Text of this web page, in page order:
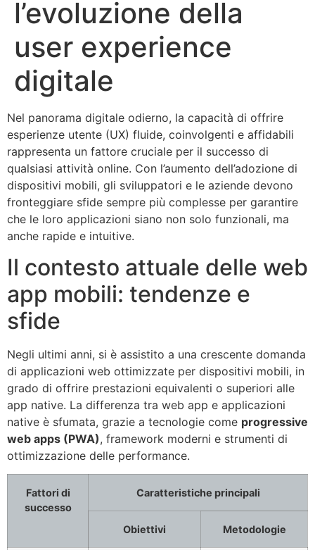
l’evoluzione della
user experience
digitale
Nel panorama digitale odierno, la capacità di offrire
esperienze utente (UX) fluide, coinvolgenti e affidabili
rappresenta un fattore cruciale per il successo di
qualsiasi attività online. Con l’aumento dell’adozione di
dispositivi mobili, gli sviluppatori e le aziende devono
fronteggiare sfide sempre più complesse per garantire
che le loro applicazioni siano non solo funzionali, ma
anche rapide e intuitive.
Il contesto attuale delle web
app mobili: tendenze e
sfide
Negli ultimi anni, si è assistito a una crescente domanda
di applicazioni web ottimizzate per dispositivi mobili, in
grado di offrire prestazioni equivalenti o superiori alle
app native. La differenza tra web app e applicazioni
native è sfumata, grazie a tecnologie come progressive
web apps (PWA), framework moderni e strumenti di
ottimizzazione delle performance.
Fattori di
successo
Caratteristiche principali
Obiettivi Metodologie